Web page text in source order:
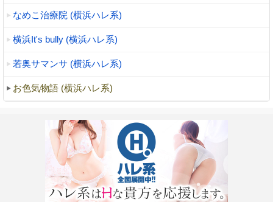
なめこ治療院 (横浜ハレ系)
横浜It's bully (横浜ハレ系)
若奥サマンサ (横浜ハレ系)
お色気物語 (横浜ハレ系)